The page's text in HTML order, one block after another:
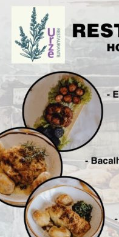
exemplo, atentemos
de Alvôco de
ligada ao PSD e foi eleita
Secretário da Junta
claro, na mesma lista
CDS-PP concorrem
vez, é provável que
em Alvôco de
de Freguesia (PSD) irá
do CDS-PP e actual
eleitoralmente para
as mesmas
um entendimento
desta vez seja eleito
de Freguesia. Ou